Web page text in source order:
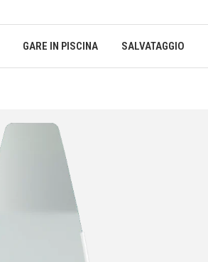
GARE IN PISCINA SALVATAGGIO